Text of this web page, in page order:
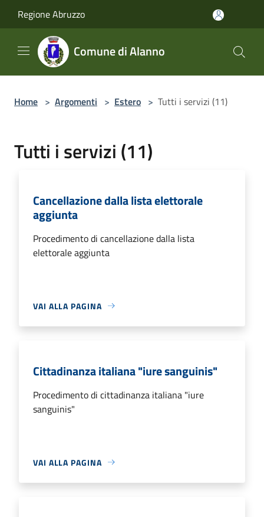
Regione Abruzzo
Comune di Alanno
Home > Argomenti > Estero > Tutti i servizi (11)
Tutti i servizi (11)
Cancellazione dalla lista elettorale
aggiunta
Procedimento di cancellazione dalla lista
elettorale aggiunta
VAI ALLA PAGINA
Cittadinanza italiana "iure sanguinis"
Procedimento di cittadinanza italiana "iure
sanguinis"
VAI ALLA PAGINA